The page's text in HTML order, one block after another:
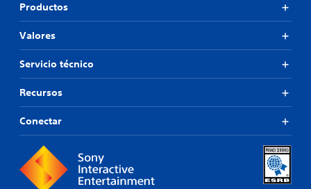
Productos
Valores
Servicio técnico
Recursos
Conectar